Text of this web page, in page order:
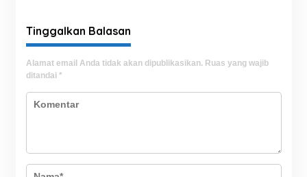
Tinggalkan Balasan
Alamat email Anda tidak akan dipublikasikan. Ruas yang wajib
ditandai *